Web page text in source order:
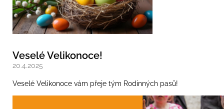
Veselé Velikonoce!
20.4.2025
Veselé Velikonoce vám přeje tým Rodinných pasů!